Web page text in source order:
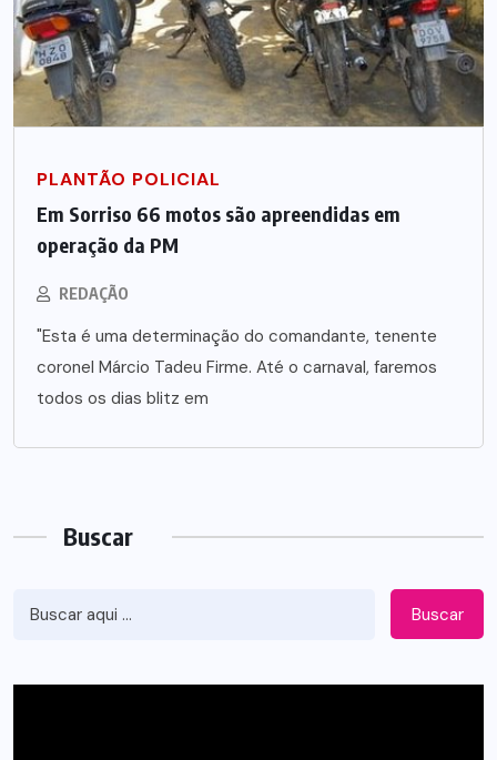
PLANTÃO POLICIAL
Em Sorriso 66 motos são apreendidas em
operação da PM
REDAÇÃO
"Esta é uma determinação do comandante, tenente
coronel Márcio Tadeu Firme. Até o carnaval, faremos
todos os dias blitz em
Buscar
Buscar